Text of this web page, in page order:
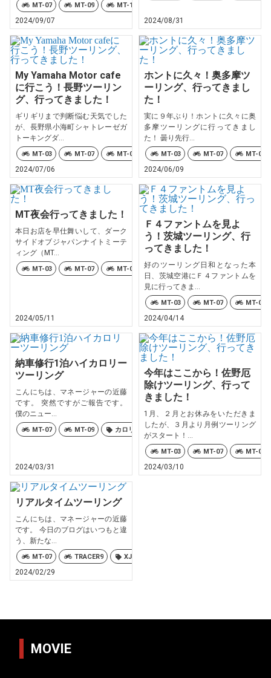
MT-07 MT-09 MT-10
2024/09/07 2024/08/31
My Yamaha Motor cafe
に行こう！長野ツーリン
グ、行ってきました！
ギリギリまで判断悩む天気でした
が、長野県小海町シャトレーゼガ
トーキングダ...
MT-03 MT-07 MT-09 XSR700 XSR900
2024/07/06
ホントに久々！奥多摩ツ
ーリング、行ってきまし
た！
実に９年ぶり！ホントに久々に奥
多摩ツーリングに行ってきまし
た！ 曇り先行...
MT-03 MT-07 MT-09
2024/06/09
MT夜会行ってきました！
本日お店を早仕舞いして、ダーク
サイドオブジャパンナイトミーテ
ィング（MT...
MT-03 MT-07 MT-09 MT-10 Ténéré700
2024/05/11
Ｆ４ファントムを見よ
う！茨城ツーリング、行
ってきました！
好のツーリング日和となった本
日、茨城空港にＦ４ファントムを
見に行ってきま...
MT-03 MT-07 MT-09
2024/04/14
納車修行1泊ハイカロリー
ツーリング
こんにちは、マネージャーの近藤
です。 突然ですがご報告です。
僕のニュー...
MT-07 MT-09 カロリーズ
2024/03/31
今年はここから！佐野厄
除けツーリング、行って
きました！
1月、２月とお休みをいただきま
したが、３月より月例ツーリング
がスタート！...
MT-03 MT-07 MT-09
2024/03/10
リアルタイムツーリング
こんにちは、マネージャーの近藤
です。 今日のブログはいつもと違
う、新たな...
MT-07 TRACER9 XJ6 Diversion F
2024/02/29
MOVIE